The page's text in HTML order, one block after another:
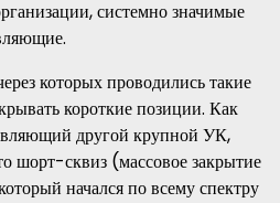
системно значимые
которых проводились такие
короткие позиции. Как
другой крупной УК,
шорт-сквиз (массовое закрытие
начался по всему спектру